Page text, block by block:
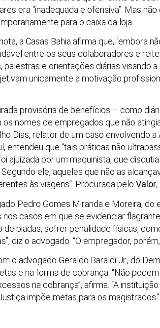
era “inadequada e ofensiva”. Mas
para o caixa da loja.
a Casas Bahia afirma que, “embora
entre os seus colaboradores e
palestras e orientações diárias visando
unicamente a motivação
provisória de benefícios – como
nomes de empregados que não
Dias, relator de um caso envolvendo
entendeu que “tais práticas não
ajuizada por um maquinista, que
ele, aqueles que não as
às viagens”. Procurada pelo Valor
Pedro Gomes Miranda e Moreira,
nos casos em que se evidenciar
de piadas, sofrer penalidade físicas,
diz o advogado. “O empregador,
o advogado Geraldo Baraldi Jr., do
e na forma de cobrança. “Não
na cobrança”, afirma. “A
impõe metas para os magistrados.”